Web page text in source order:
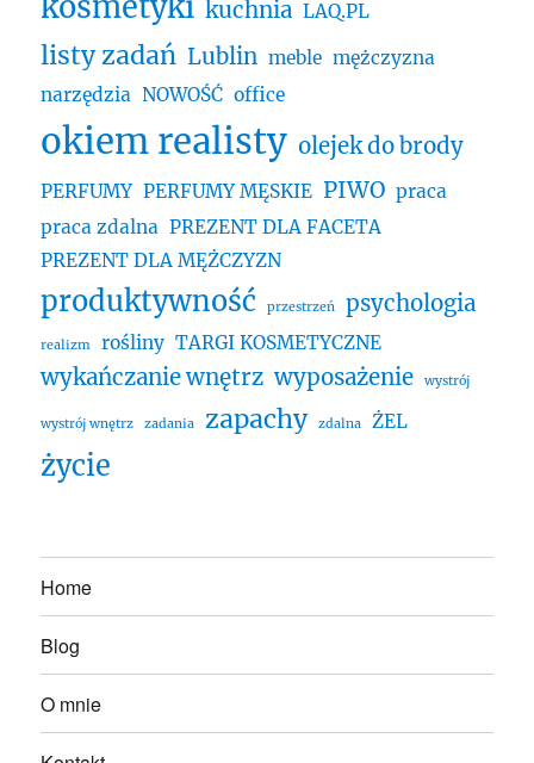
kuchnia LAQ.PL
listy zadań Lublin meble mężczyzna
narzędzia NOWOŚĆ office
okiem realisty olejek do brody
PERFUMY PERFUMY MĘSKIE PIWO praca
praca zdalna PREZENT DLA FACETA
PREZENT DLA MĘŻCZYZN
produktywność przestrzeń psychologia
realizm rośliny TARGI KOSMETYCZNE
wykańczanie wnętrz wyposażenie wystrój
wystrój wnętrz zadania zapachy zdalna ŻEL
życie
Home
Blog
O mnie